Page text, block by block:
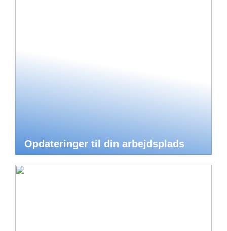
Opdateringer til din arbejdsplads